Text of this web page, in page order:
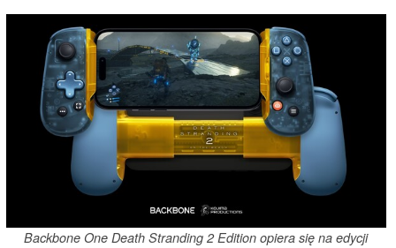
Backbone One Death Stranding 2 Edition opiera się na edycji